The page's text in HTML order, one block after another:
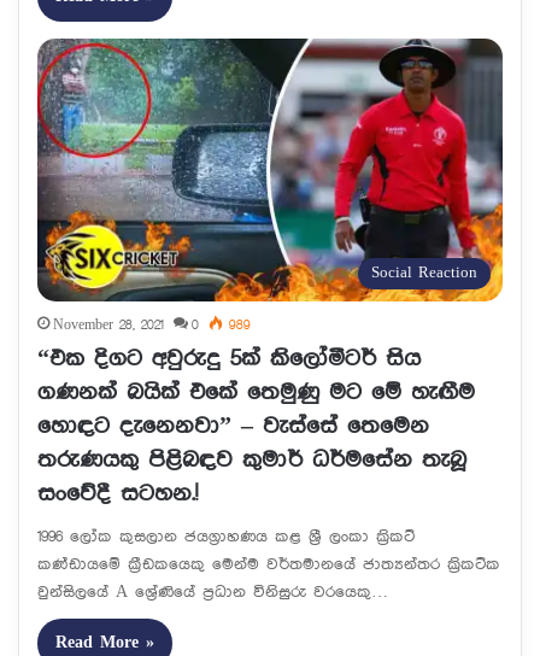
Social Reaction
November 28, 2021 0 989
“එක දිගට අවුරුදු 5ක් කිලෝමීටර් සිය
ගණනක් බයික් එකේ තෙමුණු මට මේ හැඟීම
හොඳට දැනෙනවා” – වැස්සේ තෙමෙන
තරුණයකු පිළිබඳව කුමාර් ධර්මසේන තැබූ
සංවේදී සටහන.!
1996 ලෝක කුසලාන ජයග්‍රාහණය කළ ශ්‍රී ලංකා ක්‍රිකට්
කණ්ඩායමේ ක්‍රීඩකයෙකු මෙන්ම වර්තමානයේ ජාත්‍යන්තර ක්‍රිකට්ක
වුන්සිලයේ A ශ්‍රේණියේ ප්‍රධාන විනිසුරු වරයෙකු…
Read More »